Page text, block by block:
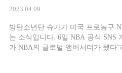
2023.04.09
방탄소년단 슈가가 미국 프로농구
는 소식입니다. 6일 NBA 공식 SNS
가 NBA의 글로벌 앰버서더가 됐다